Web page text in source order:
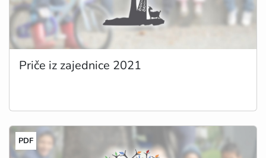
Priče iz zajednice 2021
PDF